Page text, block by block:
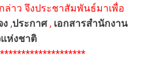
ล่าว จึงประชาสัมพันธ์มาเพื่อ
ง ,ประกาศ, เอกสารสำนักงาน
ห่งชาติ